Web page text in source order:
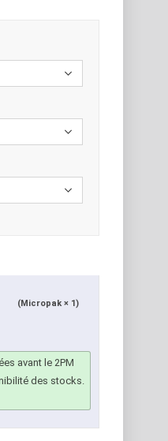
(Micropak × 1)
avant le 2PM
des stocks.